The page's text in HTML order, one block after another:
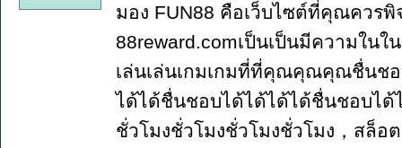
มอง FUN88 คือเว็บไซต์ที่คุณควร
88reward.comเป็นเป็นมีความใน
เล่นเล่นเกมเกมที่ที่คุณคุณคุณชื่นช
ได้ได้ชื่นชอบได้ได้ได้ได้ชื่นชอบได้
ชั่วโมงชั่วโมงชั่วโมงชั่วโมง，สล็